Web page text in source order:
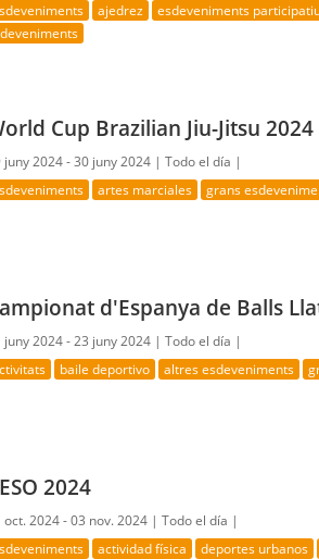
ajedrez esdeveniments
Cup Brazilian Jiu-Jitsu 2024
juny 2024 - 30 juny 2024 |Todo el día |
artes marciales grans
d'Espanya de Balls
juny 2024 - 23 juny 2024 |Todo el día |
baile deportivo altres esdeveniments
2024
oct. 2024 - 03 nov. 2024 |Todo el día |
actividad física deportes urbanos